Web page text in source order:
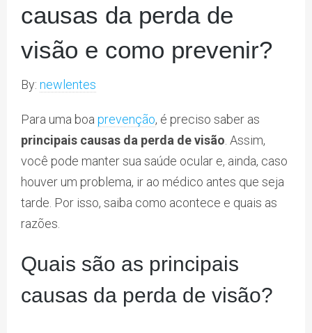
causas da perda de
visão e como prevenir?
By: newlentes
Para uma boa prevenção, é preciso saber as
principais causas da perda de visão . Assim,
você pode manter sua saúde ocular e, ainda, caso
houver um problema, ir ao médico antes que seja
tarde. Por isso, saiba como acontece e quais as
razões.
Quais são as principais
causas da perda de visão?